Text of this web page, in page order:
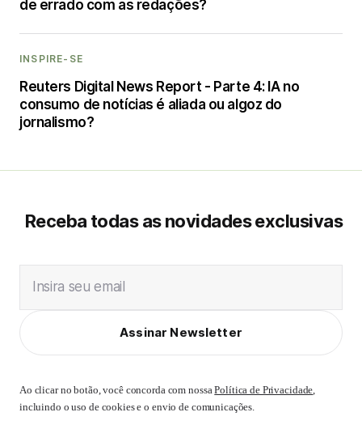
de errado com as redações?
INSPIRE-SE
Reuters Digital News Report - Parte 4: IA no
consumo de notícias é aliada ou algoz do
jornalismo?
Receba todas as novidades exclusivas
Insira seu email
Assinar Newsletter
Ao clicar no botão, você concorda com nossaPolítica de Privacidade,
incluindo o uso de cookies e o envio de comunicações.